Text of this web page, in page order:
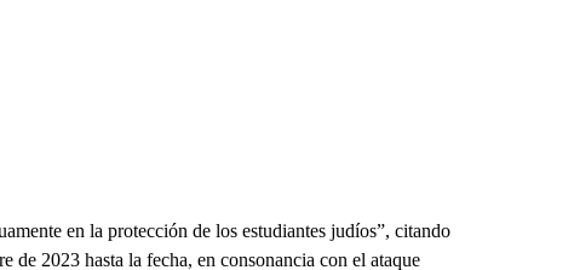
en la protección de los estudiantes judíos”, citando
de 2023 hasta la fecha, en consonancia con el ataque